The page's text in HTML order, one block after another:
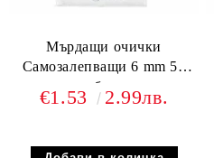
Мърдащи очички
Самозалепващи 6 mm 50
бр.
€1.53 2.99лв.